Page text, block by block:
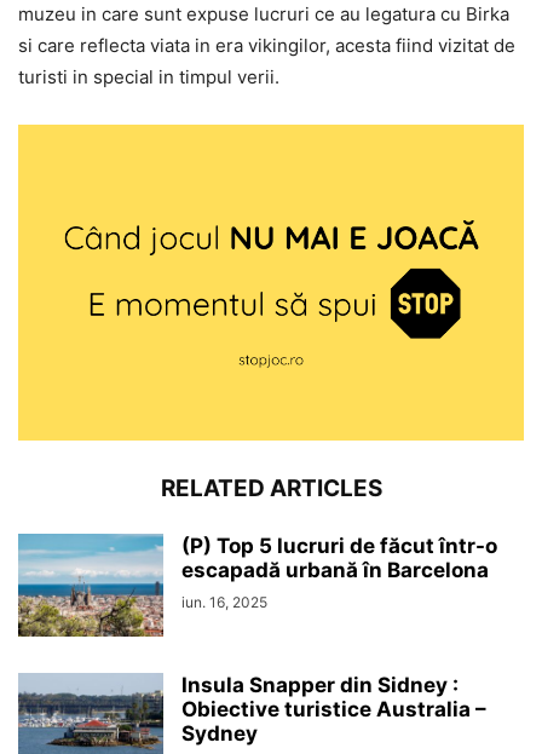
muzeu in care sunt expuse lucruri ce au legatura cu Birka
si care reflecta viata in era vikingilor, acesta fiind vizitat de
turisti in special in timpul verii.
RELATED ARTICLES
(P) Top 5 lucruri de făcut într-o
escapadă urbană în Barcelona
iun. 16, 2025
Insula Snapper din Sidney :
Obiective turistice Australia –
Sydney